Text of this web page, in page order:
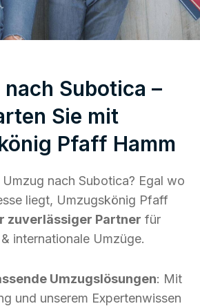
Subotica –
Sie mit
Pfaff Hamm
Umzug nach Subotica? Egal wo
liegt, Umzugskönig Pfaff
zuverlässiger Partner für
internationale Umzüge.
Umzugslösungen: Mit
und unserem Expertenwissen